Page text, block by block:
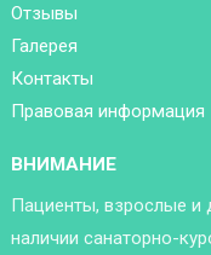
Отзывы
Галерея
Контакты
Правовая информация
ВНИМАНИЕ
Пациенты, взрослые и
наличии санаторно-